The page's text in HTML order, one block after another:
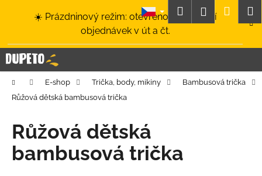
☀️ Prázdninový režim: otevřeno a odesílání
objednávek v út a čt.
HledatPřihlášení
Domů E-shop Trička, body, mikiny
Bambusová trička
Růžová dětská bambusová trička
Růžová dětská
bambusová trička
í
k C
o
p
t
ř
e